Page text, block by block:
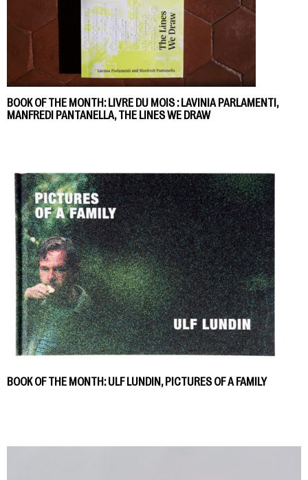
BOOK OF THE MONTH: LIVRE DU MOIS : LAVINIA PARLAMENTI,
MANFREDI PANTANELLA, THE LINES WE DRAW
BOOK OF THE MONTH: ULF LUNDIN, PICTURES OF A FAMILY